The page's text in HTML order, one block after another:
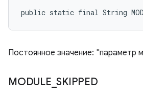
public static final String
Постоянное значение: "параметр
MODULE _SKIPPED